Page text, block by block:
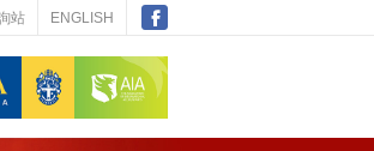
ENGLISH
站